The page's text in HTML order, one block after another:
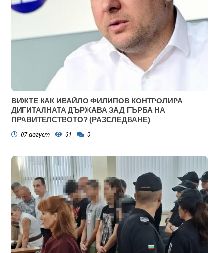
ВИЖТЕ КАК ИВАЙЛО ФИЛИПОВ КОНТРОЛИРА
ДИГИТАЛНАТА ДЪРЖАВА ЗАД ГЪРБА НА
ПРАВИТЕЛСТВОТО? (РАЗСЛЕДВАНЕ)
07 август 61 0